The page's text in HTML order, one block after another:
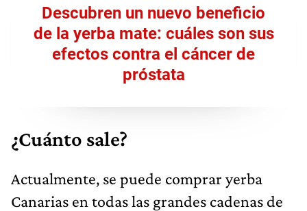
Descubren un nuevo beneficio
de la yerba mate: cuáles son sus
efectos contra el cáncer de
próstata
¿Cuánto sale?
Actualmente, se puede comprar yerba
Canarias en todas las grandes cadenas de